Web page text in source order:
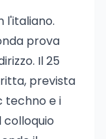
l'italiano.
prova
Il 25
prevista
techno e i
colloquio